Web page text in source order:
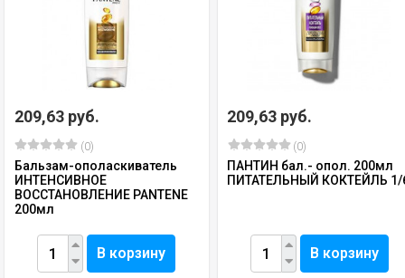
209,63 руб.
(0)
Бальзам-ополаскиватель
ИНТЕНСИВНОЕ
ВОССТАНОВЛЕНИЕ PANTENE
200мл
В корзину
209,63 руб.
(0)
ПАНТИН бал.- опол. 200мл
ПИТАТЕЛЬНЫЙ КОКТЕЙЛЬ 1/
В корзину